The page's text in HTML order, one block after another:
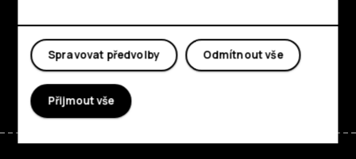
Podpora
FacebookInstagram
TiktokYoutubeLinkedinDiscord
Odmítnout vše
Spravovat předvolby
Přijmout vše